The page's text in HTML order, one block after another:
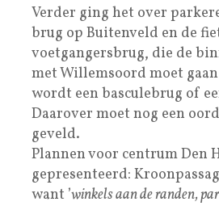
Verder ging het over
brug op Buitenveld en de
voetgangersbrug, die de
met Willemsoord moet
wordt een basculebrug of
Daarover moet nog een
geveld.
Plannen voor centrum Den
gepresenteerd:
want ’winkels aan de randen,